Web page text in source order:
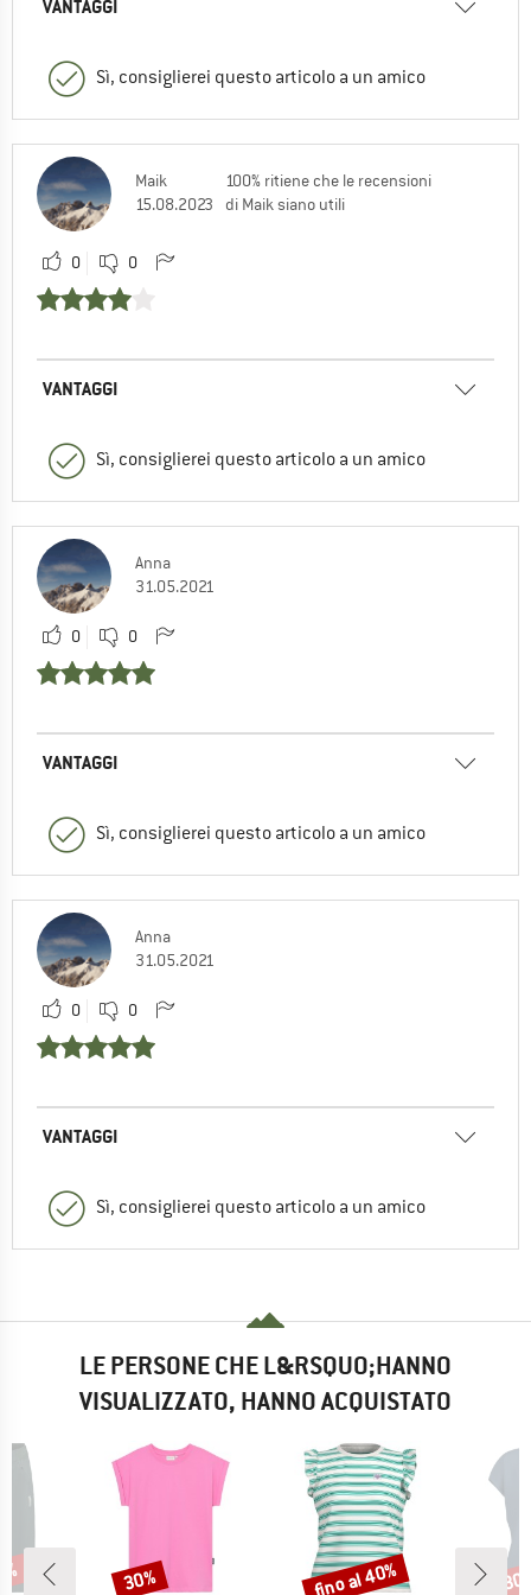
VANTAGGI
Sì, consiglierei questo articolo a un amico
Maik
15.08.2023
100% ritiene che le recensioni
di Maik siano utili
0 0
VANTAGGI
Sì, consiglierei questo articolo a un amico
Anna
31.05.2021
0 0
VANTAGGI
Sì, consiglierei questo articolo a un amico
Anna
31.05.2021
0 0
VANTAGGI
Sì, consiglierei questo articolo a un amico
LE PERSONE CHE L&RSQUO;HANNO
VISUALIZZATO, HANNO ACQUISTATO
Sconto
30% Sconto
fino al 40%